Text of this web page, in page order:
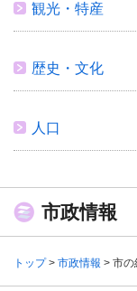
観光・特産
歴史・文化
人口
市政情報
トップ> 市政情報 > 市の